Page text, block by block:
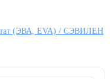
(ЭВА, EVA) / СЭВИЛЕН